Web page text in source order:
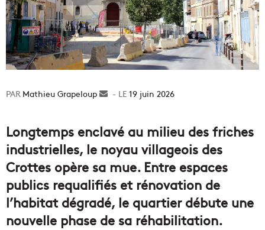
Mathieu Grapeloup
Envoyer19 juin 2026
Longtemps enclavé au milieu des friches
industrielles, le noyau villageois des
Crottes opère sa mue. Entre espaces
publics requalifiés et rénovation de
l’habitat dégradé, le quartier débute une
nouvelle phase de sa réhabilitation.